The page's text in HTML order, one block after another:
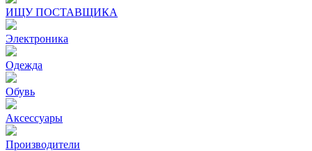
ИЩУ ПОСТАВЩИКА
Электроника
Одежда
Обувь
Аксессуары
Производители